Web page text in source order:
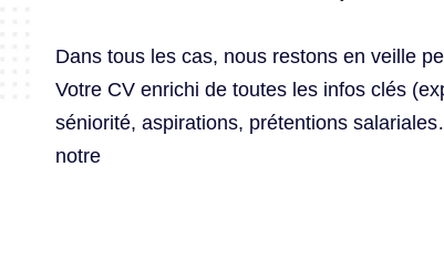
Dans tous les cas, nous restons en veille
Votre CV enrichi de toutes les infos clés
séniorité, aspirations, prétentions
notre